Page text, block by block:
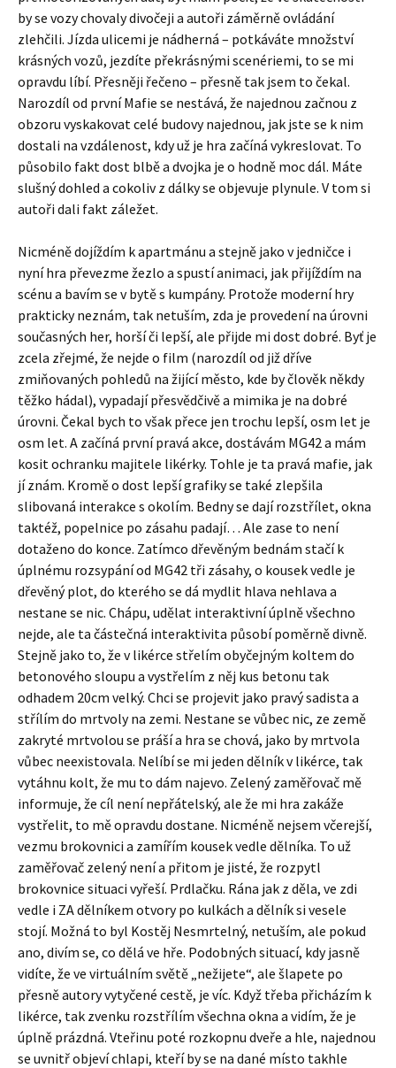
by se vozy chovaly divočeji a autoři záměrně ovládání
zlehčili. Jízda ulicemi je nádherná – potkáváte množství
krásných vozů, jezdíte překrásnými scenériemi, to se mi
opravdu líbí. Přesněji řečeno – přesně tak jsem to čekal.
Narozdíl od první Mafie se nestává, že najednou začnou z
obzoru vyskakovat celé budovy najednou, jak jste se k nim
dostali na vzdálenost, kdy už je hra začíná vykreslovat. To
působilo fakt dost blbě a dvojka je o hodně moc dál. Máte
slušný dohled a cokoliv z dálky se objevuje plynule. V tom si
autoři dali fakt záležet.
Nicméně dojíždím k apartmánu a stejně jako v jedničce i
nyní hra převezme žezlo a spustí animaci, jak přijíždím na
scénu a bavím se v bytě s kumpány. Protože moderní hry
prakticky neznám, tak netuším, zda je provedení na úrovni
současných her, horší či lepší, ale přijde mi dost dobré. Byť je
zcela zřejmé, že nejde o film (narozdíl od již dříve
zmiňovaných pohledů na žijící město, kde by člověk někdy
těžko hádal), vypadají přesvědčivě a mimika je na dobré
úrovni. Čekal bych to však přece jen trochu lepší, osm let je
osm let. A začíná první pravá akce, dostávám MG42 a mám
kosit ochranku majitele likérky. Tohle je ta pravá mafie, jak
jí znám. Kromě o dost lepší grafiky se také zlepšila
slibovaná interakce s okolím. Bedny se dají rozstřílet, okna
taktéž, popelnice po zásahu padají… Ale zase to není
dotaženo do konce. Zatímco dřevěným bednám stačí k
úplnému rozsypání od MG42 tři zásahy, o kousek vedle je
dřevěný plot, do kterého se dá mydlit hlava nehlava a
nestane se nic. Chápu, udělat interaktivní úplně všechno
nejde, ale ta částečná interaktivita působí poměrně divně.
Stejně jako to, že v likérce střelím obyčejným koltem do
betonového sloupu a vystřelím z něj kus betonu tak
odhadem 20cm velký. Chci se projevit jako pravý sadista a
střílím do mrtvoly na zemi. Nestane se vůbec nic, ze země
zakryté mrtvolou se práší a hra se chová, jako by mrtvola
vůbec neexistovala. Nelíbí se mi jeden dělník v likérce, tak
vytáhnu kolt, že mu to dám najevo. Zelený zaměřovač mě
informuje, že cíl není nepřátelský, ale že mi hra zakáže
vystřelit, to mě opravdu dostane. Nicméně nejsem včerejší,
vezmu brokovnici a zamířím kousek vedle dělníka. To už
zaměřovač zelený není a přitom je jisté, že rozpytl
brokovnice situaci vyřeší. Prdlačku. Rána jak z děla, ve zdi
vedle i ZA dělníkem otvory po kulkách a dělník si vesele
stojí. Možná to byl Kostěj Nesmrtelný, netuším, ale pokud
ano, divím se, co dělá ve hře. Podobných situací, kdy jasně
vidíte, že ve virtuálním světě „nežijete“, ale šlapete po
přesně autory vytyčené cestě, je víc. Když třeba přicházím k
likérce, tak zvenku rozstřílím všechna okna a vidím, že je
úplně prázdná. Vteřinu poté rozkopnu dveře a hle, najednou
se uvnitř objeví chlapi, kteří by se na dané místo takhle